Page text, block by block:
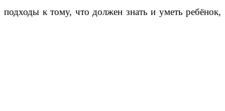
подходы к тому, что должен знать и уметь ребёнок,